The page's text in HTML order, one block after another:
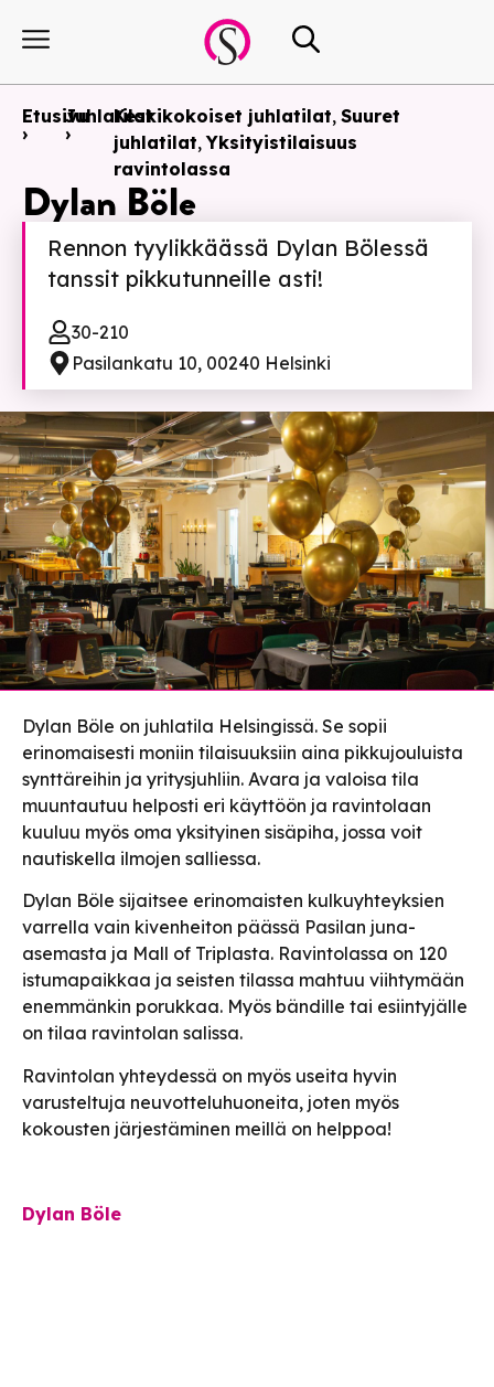
Etusivu
›
Juhlatilat
›
Keskikokoiset juhlatilat, Suuret
juhlatilat,Yksityistilaisuus
ravintolassa
Dylan Böle
Rennon tyylikkäässä Dylan Bölessä
tanssit pikkutunneille asti!
30-210
Pasilankatu 10, 00240 Helsinki
Dylan Böle on juhlatila Helsingissä. Se sopii
erinomaisesti moniin tilaisuuksiin aina pikkujouluista
synttäreihin ja yritysjuhliin. Avara ja valoisa tila
muuntautuu helposti eri käyttöön ja ravintolaan
kuuluu myös oma yksityinen sisäpiha, jossa voit
nautiskella ilmojen salliessa.
Dylan Böle sijaitsee erinomaisten kulkuyhteyksien
varrella vain kivenheiton päässä Pasilan juna-
asemasta ja Mall of Triplasta. Ravintolassa on 120
istumapaikkaa ja seisten tilassa mahtuu viihtymään
enemmänkin porukkaa. Myös bändille tai esiintyjälle
on tilaa ravintolan salissa.
Ravintolan yhteydessä on myös useita hyvin
varusteltuja neuvotteluhuoneita, joten myös
kokousten järjestäminen meillä on helppoa!
Dylan Böle